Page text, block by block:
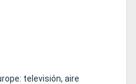
televisión, aire